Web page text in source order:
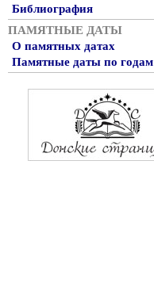
Библиография
ПАМЯТНЫЕ ДАТЫ
О памятных датах
Памятные даты по годам